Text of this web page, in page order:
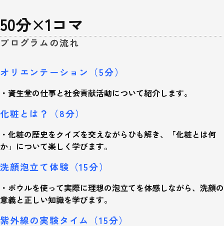
50分×1コマ
プログラムの流れ
オリエンテーション（5分）
・資生堂の仕事と社会貢献活動について紹介します。
化粧とは？（8分）
・化粧の歴史をクイズを交えながらひも解き、「化粧とは何
か」について楽しく学びます。
洗顔泡立て体験（15分）
・ボウルを使って実際に理想の泡立てを体感しながら、洗顔の
意義と正しい知識を学びます。
紫外線の実験タイム（15分）